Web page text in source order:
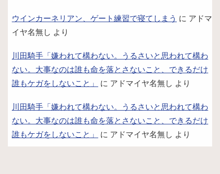
ウインカーネリアン、ゲート練習で寝てしまう に アドマ
イヤ名無し より
川田騎手「嫌われて構わない。うるさいと思われて構わ
ない。大事なのは誰も命を落とさないこと、できるだけ
誰もケガをしないこと」
に アドマイヤ名無し より
川田騎手「嫌われて構わない。うるさいと思われて構わ
ない。大事なのは誰も命を落とさないこと、できるだけ
誰もケガをしないこと」
に アドマイヤ名無し より